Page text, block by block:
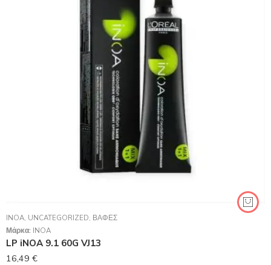
INOA, UNCATEGORIZED, ΒΑΦΈΣ
Μάρκα: INOA
LP iNOA 9.1 60G VJ13
16,49 €